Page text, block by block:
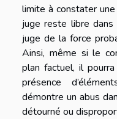
limite à constater
juge reste libre dans
juge de la force
Ainsi, même si le
plan factuel, il
présence
démontre un abus
détourné ou